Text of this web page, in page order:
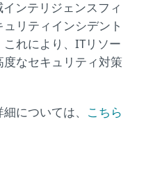
ンテリジェンスフィ
リティインシデント
れにより、ITリソー
なセキュリティ対策
については、 こちら